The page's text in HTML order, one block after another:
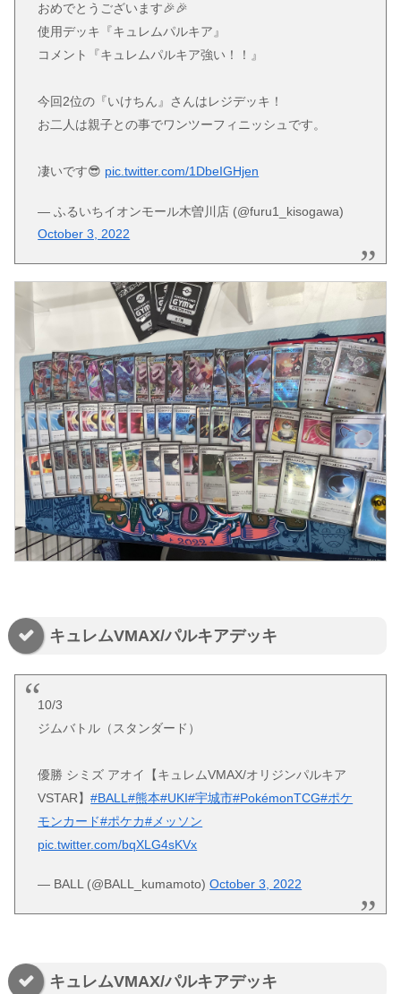
おめでとうございます🎉🎉
使用デッキ『キュレムパルキア』
コメント『キュレムパルキア強い！！』
今回2位の『いけちん』さんはレジデッキ！
お二人は親子との事でワンツーフィニッシュです。
凄いです😎 pic.twitter.com/1DbeIGHjen
— ふるいちイオンモール木曽川店 (@furu1_kisogawa)
October 3, 2022
キュレムVMAX/パルキアデッキ
10/3
ジムバトル（スタンダード）
優勝 シミズ アオイ【キュレムVMAX/オリジンパルキア
VSTAR】#BALL#熊本#UKI#宇城市#PokémonTCG#ポケ
モンカード#ポケカ#メッソン
pic.twitter.com/bqXLG4sKVx
— BALL (@BALL_kumamoto)October 3, 2022
キュレムVMAX/パルキアデッキ